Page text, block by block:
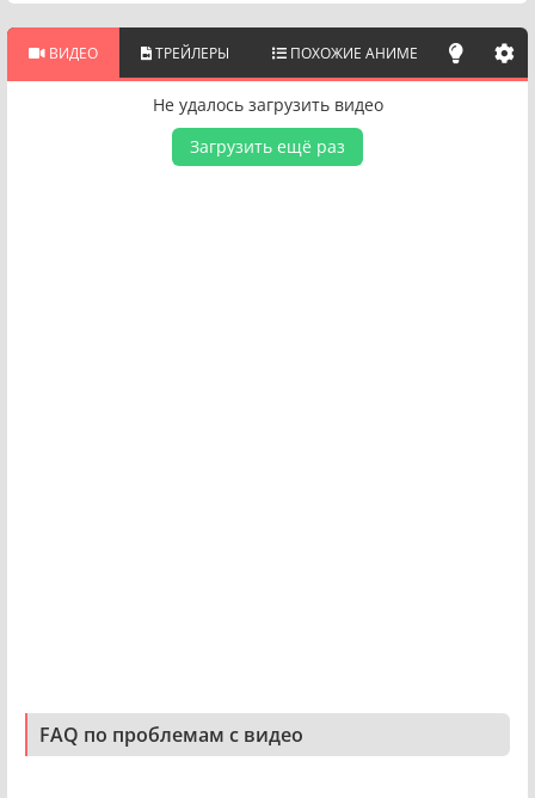
ВИДЕО ТРЕЙЛЕРЫ ПОХОЖИЕ АНИМЕ
Не удалось загрузить видео
Загрузить ещё раз
FAQ по проблемам с видео